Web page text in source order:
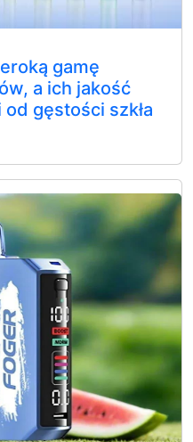
gamę
a ich jakość
gęstości szkła